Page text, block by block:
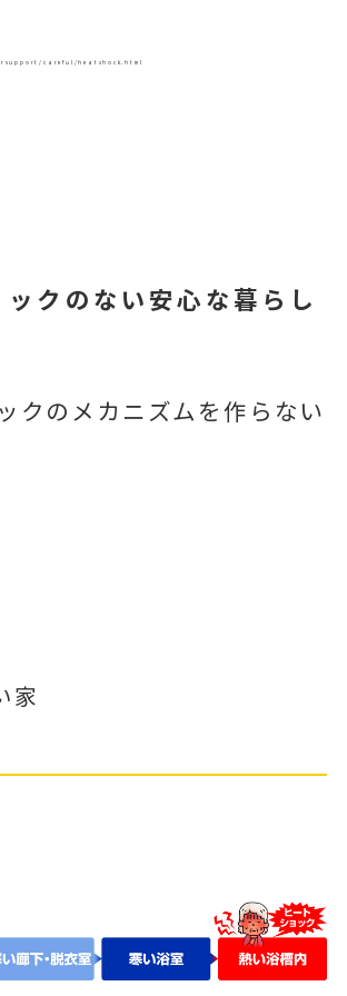
careful/heatshock.html
ックのない安心な暮らし
クのメカニズムを作らない
家